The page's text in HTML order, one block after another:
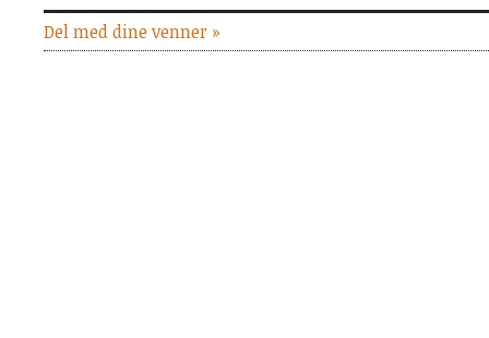
Del med dine venner »